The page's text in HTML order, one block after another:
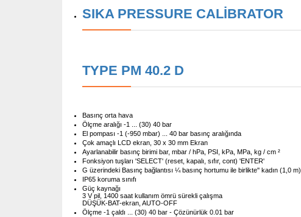
SIKA PRESSURE CALIBRATOR
TYPE PM 40.2 D
Basınç orta hava
Ölçme aralığı -1 ... (30) 40 bar
El pompası -1 (-950 mbar) ... 40 bar basınç aralığında
Çok amaçlı LCD ekran, 30 x 30 mm Ekran
Ayarlanabilir basınç birimi bar, mbar / hPa, PSI, kPa, MPa, kg / cm ²
Fonksiyon tuşları 'SELECT' (reset, kapalı, sıfır, cont) 'ENTER'
G üzerindeki Basınç bağlantısı ¼ basınç hortumu ile birlikte'' kadın (1,0 m)
IP65 koruma sınıfı
Güç kaynağı
3 V pil, 1400 saat kullanım ömrü sürekli çalışma
DÜŞÜK-BAT-ekran, AUTO-OFF
Ölçme -1 çaldı ... (30) 40 bar - Çözünürlük 0.01 bar